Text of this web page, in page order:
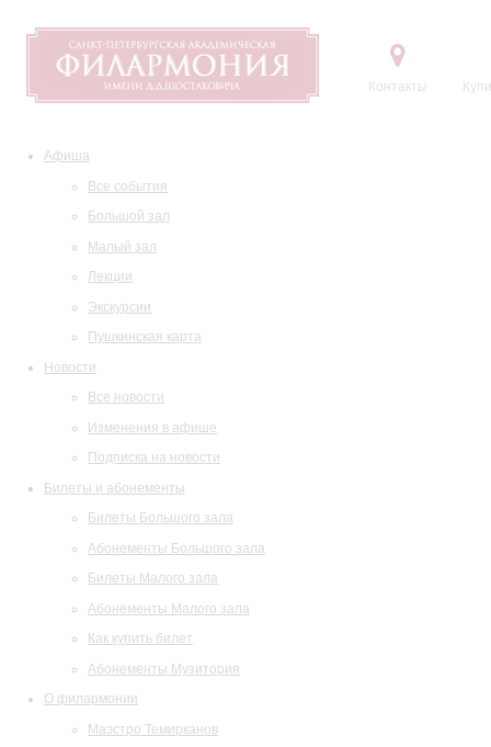
Контакты
Афиша
Все события
Большой зал
Малый зал
Лекции
Экскурсии
Пушкинская карта
Новости
Все новости
Изменения в афише
Подписка на новости
Билеты и абонементы
Билеты Большого зала
Абонементы Большого зала
Билеты Малого зала
Абонементы Малого зала
Как купить билет
Абонементы Музитория
О филармонии
Маэстро Темирканов